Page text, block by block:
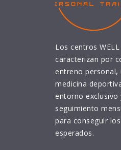
Los centros WELL
caracterizan por
entreno personal,
medicina
entorno exclusivo
seguimiento
para conseguir
esperados.